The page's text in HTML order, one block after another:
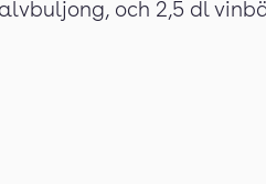
och 2,5 dl